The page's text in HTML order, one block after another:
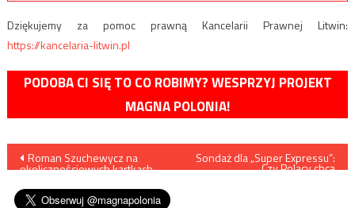
Dziękujemy za pomoc prawną Kancelarii Prawnej Litwin:
https://kancelaria-litwin.pl
PODOBA CI SIĘ TO CO ROBIMY? WESPRZYJ PROJEKT
MAGNA POLONIA!
Nawigacja
wpisu
Roman Szuchewycz na
okolicznościowych kartkach,
Sondaż dla „Super Expressu”:
Czy Polacy chcą